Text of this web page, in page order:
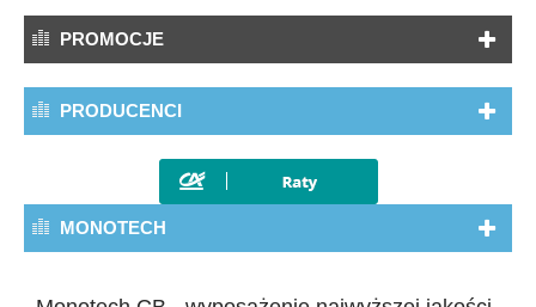
PROMOCJE
PRODUCENCI
MONOTECH